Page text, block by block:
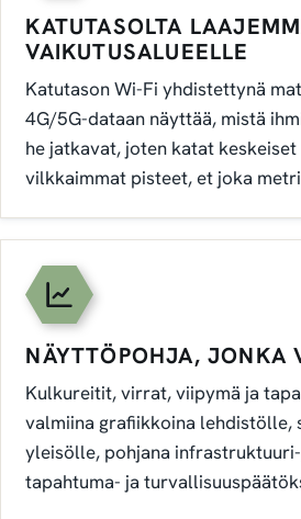
KATUTASOLTA
VAIKUTUSALUEELLE
Katutason Wi-Fi yhdistettynä
4G/5G-dataan näyttää, mistä
he jatkavat, joten katat
vilkkaimmat pisteet, et joka
NÄYTTÖPOHJA, JONKA
Kulkureitit, virrat, viipymä ja
valmiina grafiikkoina lehdistölle,
yleisölle, pohjana
tapahtuma- ja